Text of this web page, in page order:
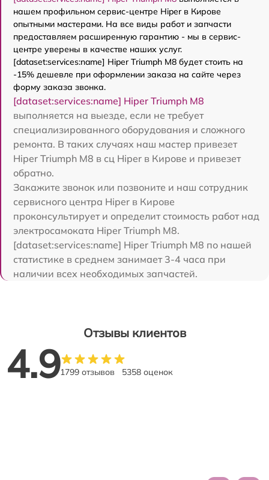
нашем профильном сервис-центре Hiper в Кирове
опытными мастерами. На все виды работ и запчасти
предоставляем расширенную гарантию - мы в сервис-
центре уверены в качестве наших услуг.
[dataset:services:name] Hiper Triumph M8 будет стоить на
-15% дешевле при оформлении заказа на сайте через
форму заказа звонка.
[dataset:services:name] Hiper Triumph M8
выполняется на выезде, если не требует
специализированного оборудования и сложного
ремонта. В таких случаях наш мастер привезет
Hiper Triumph M8 в сц Hiper в Кирове и привезет
обратно.
Закажите звонок или позвоните и наш сотрудник
сервисного центра Hiper в Кирове
проконсультирует и определит стоимость работ над
электросамоката Hiper Triumph M8.
[dataset:services:name] Hiper Triumph M8 по нашей
статистике в среднем занимает 3-4 часа при
наличии всех необходимых запчастей.
Отзывы клиентов
4.91799 отзывов 5358 оценок